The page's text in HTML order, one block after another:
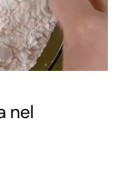
nel